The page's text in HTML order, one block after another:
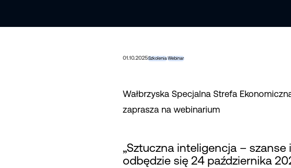
01.10.2025Szkolenia Webinar
Wałbrzyska Specjalna Strefa
zaprasza na webinarium
„Sztuczna inteligencja –
odbędzie się 24 października